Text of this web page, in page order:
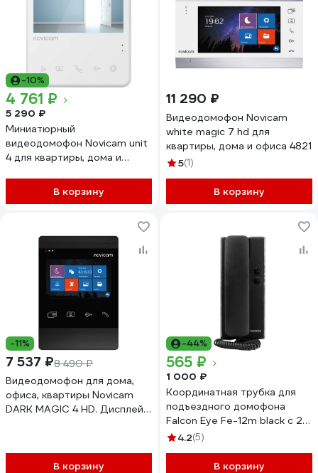
-10%
4 761 ₽
5 290 ₽
Миниатюрный
видеодомофон Novicam unit
4 для квартиры, дома и
В корзину
11 290 ₽
Видеодомофон Novicam
white magic 7 hd для
квартиры, дома и офиса 4821
5(1)
В корзину
-11%
7 537 ₽8 490 ₽
Видеодомофон для дома,
офиса, квартиры Novicam
DARK MAGIC 4 HD. Дисплей
видео.Совместим с
подъездным домофоном
В корзину
-44%
565 ₽
1 000 ₽
Координатная трубка для
подъездного домофона
Falcon Eye Fe-12m black с 2-х
проводной системой
4.2(5)
В корзину